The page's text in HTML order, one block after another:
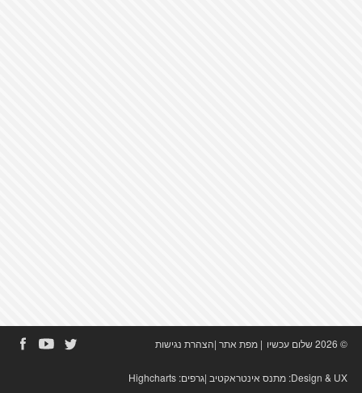
© 2026 שלום עכשיו | מפת אתר|הצהרת נגישות
Design & UX: מתנס אינטראקטיב|גרפים: Highcharts